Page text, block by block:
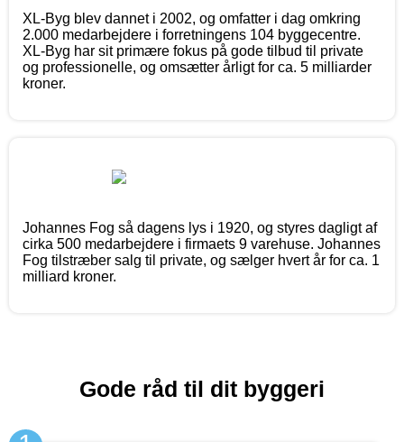
XL-Byg blev dannet i 2002, og omfatter i dag omkring
2.000 medarbejdere i forretningens 104 byggecentre.
XL-Byg har sit primære fokus på gode tilbud til private
og professionelle, og omsætter årligt for ca. 5 milliarder
kroner.
Johannes Fog så dagens lys i 1920, og styres dagligt af
cirka 500 medarbejdere i firmaets 9 varehuse. Johannes
Fog tilstræber salg til private, og sælger hvert år for ca. 1
milliard kroner.
Gode råd til dit byggeri